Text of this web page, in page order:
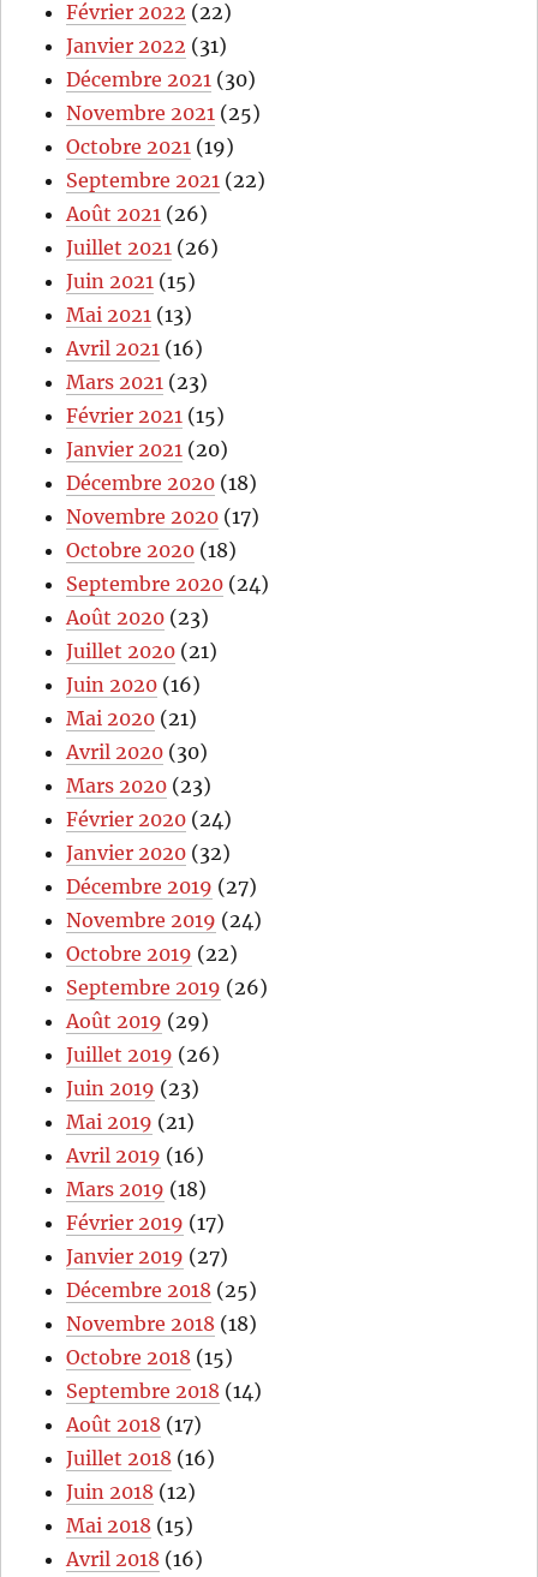
Février 2022 (22)
Janvier 2022 (31)
Décembre 2021 (30)
Novembre 2021 (25)
Octobre 2021 (19)
Septembre 2021 (22)
Août 2021 (26)
Juillet 2021 (26)
Juin 2021 (15)
Mai 2021 (13)
Avril 2021 (16)
Mars 2021 (23)
Février 2021 (15)
Janvier 2021 (20)
Décembre 2020 (18)
Novembre 2020 (17)
Octobre 2020 (18)
Septembre 2020 (24)
Août 2020 (23)
Juillet 2020 (21)
Juin 2020 (16)
Mai 2020 (21)
Avril 2020 (30)
Mars 2020 (23)
Février 2020 (24)
Janvier 2020 (32)
Décembre 2019 (27)
Novembre 2019 (24)
Octobre 2019 (22)
Septembre 2019 (26)
Août 2019 (29)
Juillet 2019 (26)
Juin 2019 (23)
Mai 2019 (21)
Avril 2019 (16)
Mars 2019 (18)
Février 2019 (17)
Janvier 2019 (27)
Décembre 2018 (25)
Novembre 2018 (18)
Octobre 2018 (15)
Septembre 2018 (14)
Août 2018 (17)
Juillet 2018 (16)
Juin 2018 (12)
Mai 2018 (15)
Avril 2018 (16)